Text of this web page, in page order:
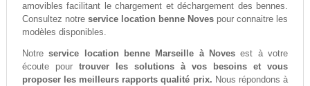
amovibles facilitant le chargement et déchargement des bennes.
Consultez notre service location benne Noves pour connaitre les
modèles disponibles.
Notreservice location benne Marseille à Noves est à votre
écoute pour trouver les solutions à vos besoins et vous
proposer les meilleurs rapports qualité prix. Nous répondons à